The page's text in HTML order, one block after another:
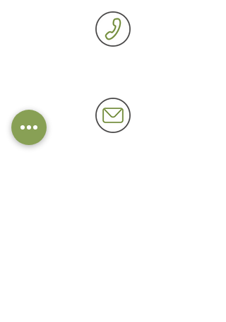
tierheim(at)tierschutz-bingen.de